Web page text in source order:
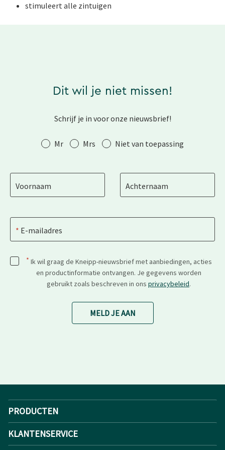
stimuleert alle zintuigen
Dit wil je niet missen!
Schrijf je in voor onze nieuwsbrief!
Aanhef Mr Mrs Niet van toepassing
Voornaam Achternaam
E-mailadres
* Ik wil graag de Kneipp-nieuwsbrief met aanbiedingen, acties
en productinformatie ontvangen. Je gegevens worden
gebruikt zoals beschreven in ons privacybeleid.
MELD JE AAN
PRODUCTEN
KLANTENSERVICE